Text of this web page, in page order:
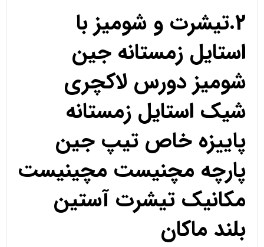
2.تیشرت و شومیز با
استایل زمستانه جین
شومیز دورس لاکچری
شیک استایل زمستانه
پاییزه خاص تیپ جین
پارچه مچنیست مچینیست
مکانیک تیشرت آستین
بلند ماکان